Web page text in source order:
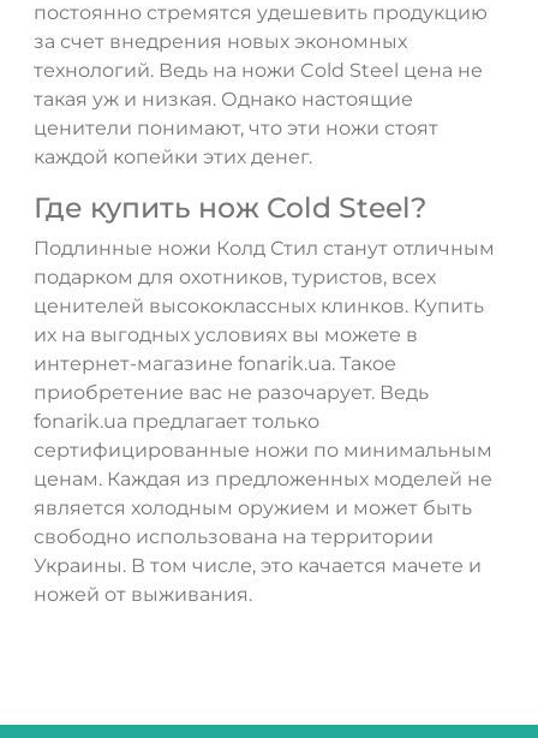
постоянно стремятся удешевить продукцию
за счет внедрения новых экономных
технологий. Ведь на ножи Cold Steel цена не
такая уж и низкая. Однако настоящие
ценители понимают, что эти ножи стоят
каждой копейки этих денег.
Где купить нож Cold Steel?
Подлинные ножи Колд Стил станут отличным
подарком для охотников, туристов, всех
ценителей высококлассных клинков. Купить
их на выгодных условиях вы можете в
интернет-магазине fonarik.ua. Такое
приобретение вас не разочарует. Ведь
fonarik.ua предлагает только
сертифицированные ножи по минимальным
ценам. Каждая из предложенных моделей не
является холодным оружием и может быть
свободно использована на территории
Украины. В том числе, это качается мачете и
ножей от выживания.